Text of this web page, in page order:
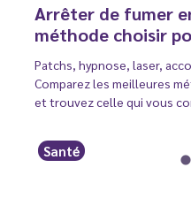
Arrêter de fumer
méthode choisir
Patchs, hypnose, laser,
Comparez les meilleures
et trouvez celle qui vous
Santé